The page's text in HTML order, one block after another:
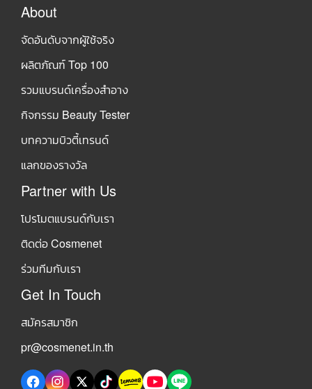
About
จัดอันดับจากผู้ใช้จริง
ผลิตภัณฑ์ Top 100
รวมแบรนด์เครื่องสำอาง
กิจกรรม Beauty Tester
บทความบิวตี้เทรนด์
แลกของรางวัล
Partner with Us
โปรโมตแบรนด์กับเรา
ติดต่อ Cosmenet
ร่วมทีมกับเรา
Get In Touch
สมัครสมาชิก
pr@cosmenet.in.th